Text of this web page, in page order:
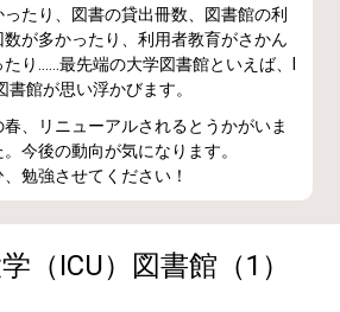
ったり、図書の貸出冊数、図書館の利
数が多かったり、利用者教育がさかん
たり……最先端の大学図書館といえば、I
書館が思い浮かびます。
春、リニューアルされるとうかがいま
。今後の動向が気になります。
、勉強させてください！
（ICU）図書館（1）